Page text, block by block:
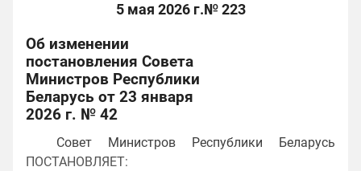
5 мая 2026 г.№ 223
Об изменении
постановления Совета
Министров Республики
Беларусь от 23 января
2026 г. № 42
Совет Министров Республики Беларусь
ПОСТАНОВЛЯЕТ: